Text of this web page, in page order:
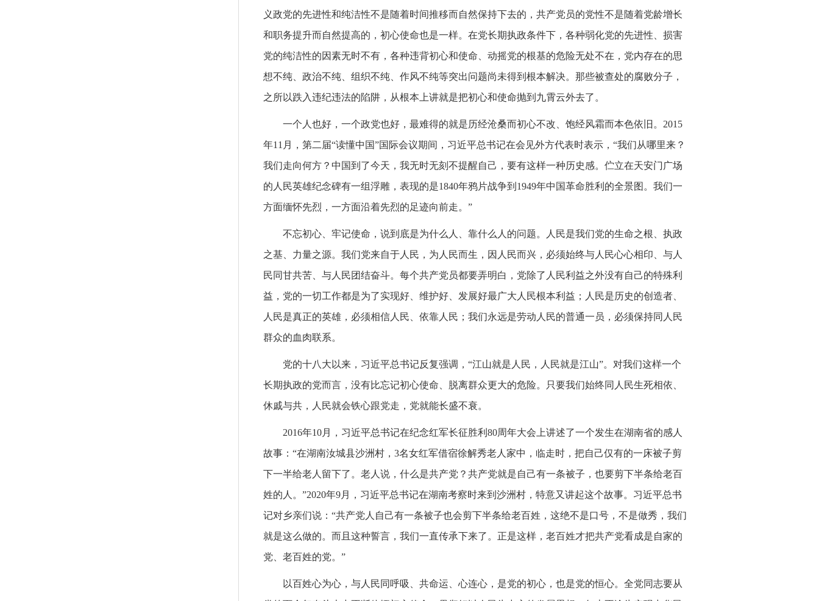
义政党的先进性和纯洁性不是随着时间推移而自然保持下去的，共产党员的党性不是随着党龄增长
和职务提升而自然提高的，初心使命也是一样。在党长期执政条件下，各种弱化党的先进性、损害
党的纯洁性的因素无时不有，各种违背初心和使命、动摇党的根基的危险无处不在，党内存在的思
想不纯、政治不纯、组织不纯、作风不纯等突出问题尚未得到根本解决。那些被查处的腐败分子，
之所以跌入违纪违法的陷阱，从根本上讲就是把初心和使命抛到九霄云外去了。
一个人也好，一个政党也好，最难得的就是历经沧桑而初心不改、饱经风霜而本色依旧。2015
年11月，第二届“读懂中国”国际会议期间，习近平总书记在会见外方代表时表示，“我们从哪里来？
我们走向何方？中国到了今天，我无时无刻不提醒自己，要有这样一种历史感。伫立在天安门广场
的人民英雄纪念碑有一组浮雕，表现的是1840年鸦片战争到1949年中国革命胜利的全景图。我们一
方面缅怀先烈，一方面沿着先烈的足迹向前走。”
不忘初心、牢记使命，说到底是为什么人、靠什么人的问题。人民是我们党的生命之根、执政
之基、力量之源。我们党来自于人民，为人民而生，因人民而兴，必须始终与人民心心相印、与人
民同甘共苦、与人民团结奋斗。每个共产党员都要弄明白，党除了人民利益之外没有自己的特殊利
益，党的一切工作都是为了实现好、维护好、发展好最广大人民根本利益；人民是历史的创造者、
人民是真正的英雄，必须相信人民、依靠人民；我们永远是劳动人民的普通一员，必须保持同人民
群众的血肉联系。
党的十八大以来，习近平总书记反复强调，“江山就是人民，人民就是江山”。对我们这样一个
长期执政的党而言，没有比忘记初心使命、脱离群众更大的危险。只要我们始终同人民生死相依、
休戚与共，人民就会铁心跟党走，党就能长盛不衰。
2016年10月，习近平总书记在纪念红军长征胜利80周年大会上讲述了一个发生在湖南省的感人
故事：“在湖南汝城县沙洲村，3名女红军借宿徐解秀老人家中，临走时，把自己仅有的一床被子剪
下一半给老人留下了。老人说，什么是共产党？共产党就是自己有一条被子，也要剪下半条给老百
姓的人。”2020年9月，习近平总书记在湖南考察时来到沙洲村，特意又讲起这个故事。习近平总书
记对乡亲们说：“共产党人自己有一条被子也会剪下半条给老百姓，这绝不是口号，不是做秀，我们
就是这么做的。而且这种誓言，我们一直传承下来了。正是这样，老百姓才把共产党看成是自家的
党、老百姓的党。”
以百姓心为心，与人民同呼吸、共命运、心连心，是党的初心，也是党的恒心。全党同志要从